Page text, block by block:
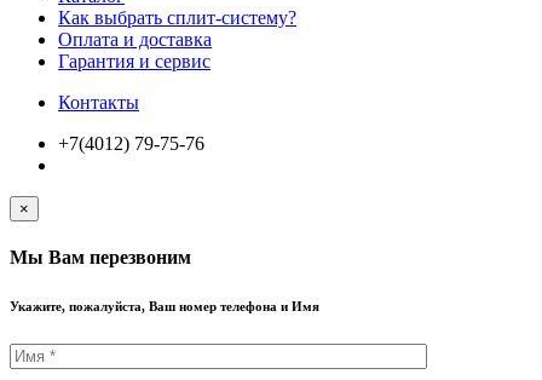
Как выбрать сплит-систему?
Оплата и доставка
Гарантия и сервис
Контакты
+7(4012) 79-75-76
×
Мы Вам перезвоним
Укажите, пожалуйста, Ваш номер телефона и Имя